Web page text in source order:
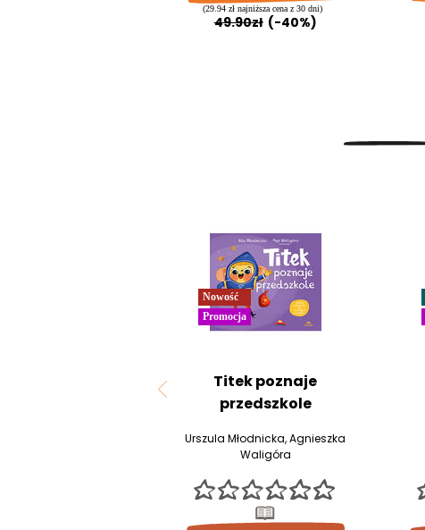
(29.94 zł najniższa cena z 30 dni)
49.90zł (-40%)
Nowość
Promocja
Titek poznaje
przedszkole
Urszula Młodnicka,Agnieszka
Waligóra